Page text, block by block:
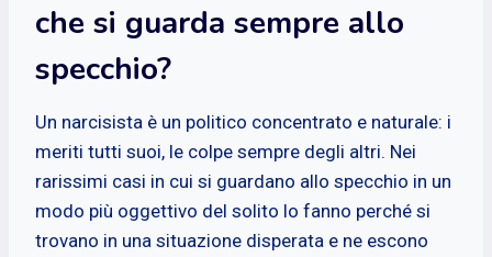
che si guarda sempre allo
specchio?
Un narcisista è un politico concentrato e naturale: i
meriti tutti suoi, le colpe sempre degli altri. Nei
rarissimi casi in cui si guardano allo specchio in un
modo più oggettivo del solito lo fanno perché si
trovano in una situazione disperata e ne escono